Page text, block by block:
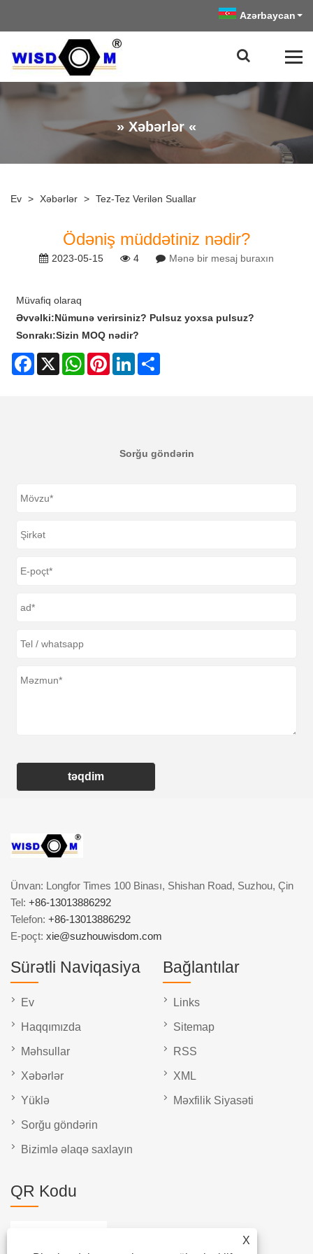
Azərbaycan
» Xəbərlər «
Ev > Xəbərlər > Tez-Tez Verilən Suallar
Ödəniş müddətiniz nədir?
2023-05-15 4 Mənə bir mesaj buraxın
Müvafiq olaraq
Əvvəlki:Nümunə verirsiniz? Pulsuz yoxsa pulsuz?
Sonrakı:Sizin MOQ nədir?
Facebook
X WhatsAppPinterestLinkedIn
Sorğu göndərin
təqdim
X
Ünvan: Longfor Times 100 Binası, Shishan Road, Suzhou, Çin
Tel: +86-13013886292
Telefon: +86-13013886292
E-poçt: xie@suzhouwisdom.com
Sürətli Naviqasiya
Ev
Haqqımızda
Məhsullar
Xəbərlər
Yüklə
Sorğu göndərin
Bizimlə əlaqə saxlayın
Bağlantılar
Links
Sitemap
RSS
XML
Məxfilik Siyasəti
QR Kodu